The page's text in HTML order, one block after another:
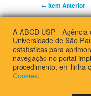
← Item Anterior
Escola de Artes, Ciências e
A ABCD USP - Agência
Universidade de São
estatísticas para
navegação no portal
procedimento, em linha
Cookies.